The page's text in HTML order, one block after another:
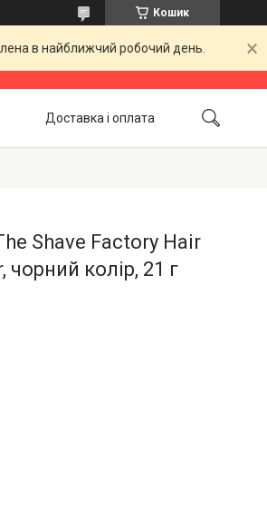
Кошик
в найближчий робочий день.
Доставка і оплата
Shave Factory Hair
колір, 21 г